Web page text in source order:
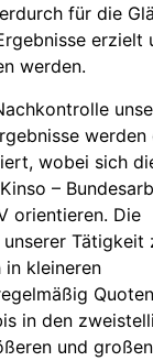
für die
erzielt
werden.
werden
wobei sich
–
orientieren. Die
Tätigkeit
in kleineren
in den
und großen